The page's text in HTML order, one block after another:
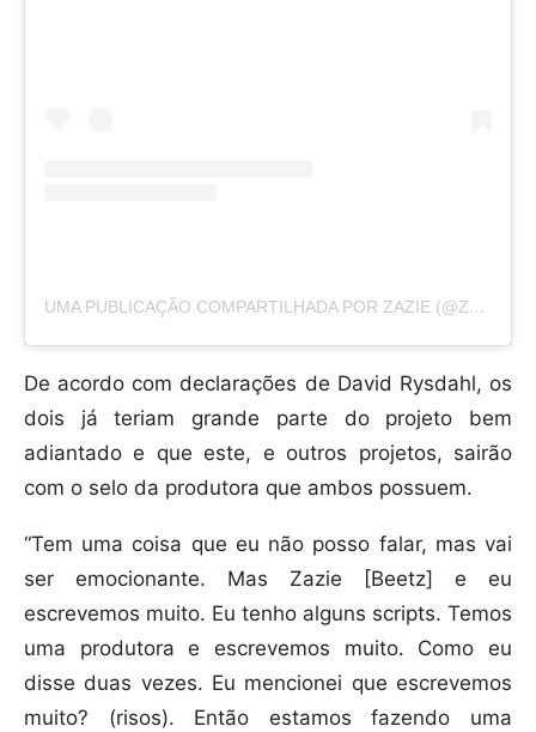
UMA PUBLICAÇÃO COMPARTILHADA POR ZAZIE (@ZAZIEBEETZ)
De acordo com declarações de David Rysdahl, os
dois já teriam grande parte do projeto bem
adiantado e que este, e outros projetos, sairão
com o selo da produtora que ambos possuem.
“Tem uma coisa que eu não posso falar, mas vai
ser emocionante. Mas Zazie [Beetz] e eu
escrevemos muito. Eu tenho alguns scripts. Temos
uma produtora e escrevemos muito. Como eu
disse duas vezes. Eu mencionei que escrevemos
muito? (risos). Então estamos fazendo uma